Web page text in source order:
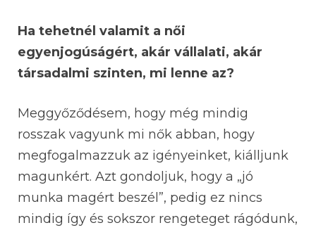
Ha tehetnél valamit a női
egyenjogúságért, akár vállalati, akár
társadalmi szinten, mi lenne az?
Meggyőződésem, hogy még mindig
rosszak vagyunk mi nők abban, hogy
megfogalmazzuk az igényeinket, kiálljunk
magunkért. Azt gondoljuk, hogy a „jó
munka magért beszél”, pedig ez nincs
mindig így és sokszor rengeteget rágódunk,